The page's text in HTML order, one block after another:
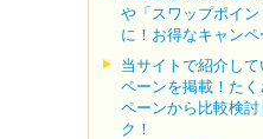
や「スワップポイ
に！お得なキャンペ
当サイトで紹介し
ペーンを掲載！た
ペーンから比較検
ク！